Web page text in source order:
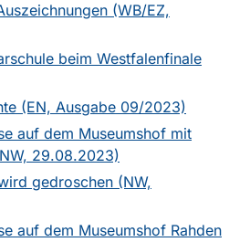
(WB/EZ,
beim Westfalenfinale
(EN, Ausgabe 09/2023)
auf dem Museumshof mit
29.08.2023)
gedroschen (NW,
auf dem Museumshof Rahden